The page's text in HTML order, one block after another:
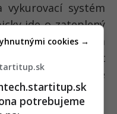
systém
ide o zateplený
podlahovým
vie nastaviť
kotol stále
potrebujeme
cookies →